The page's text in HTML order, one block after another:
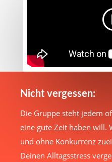
Nicht vergessen:
Die Gruppe steht jedem
eine gute Zeit haben will.
und ohne Konkurrenz
Deinen Alltagsstress